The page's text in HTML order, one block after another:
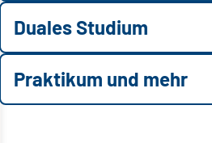
Duales Studium
Praktikum und mehr